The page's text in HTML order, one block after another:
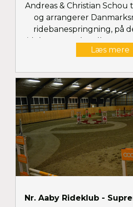
Andreas & Christian
og arrangerer
ridebanespringning, på
ridebaner med Walber
flere billeder
Læs mere
Nr. Aaby Rideklub -